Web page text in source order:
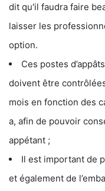
dit qu'il faudra faire
laisser les
option.
Ces postes
doivent être
mois en fonction des
a, afin de pouvoir
appétant ;
Il est important de
et également de